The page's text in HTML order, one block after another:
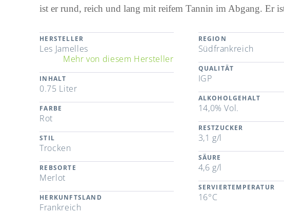
ist er rund, reich und lang mit reifem Tannin im Abgang. Er
HERSTELLER
Les Jamelles
Mehr von diesem Hersteller
INHALT
0.75 Liter
FARBE
Rot
STIL
Trocken
REBSORTE
Merlot
HERKUNFTSLAND
Frankreich
REGION
Südfrankreich
QUALITÄT
IGP
ALKOHOLGEHALT
14,0% Vol.
RESTZUCKER
3,1 g/l
SÄURE
4,6 g/l
SERVIERTEMPERATUR
16°C